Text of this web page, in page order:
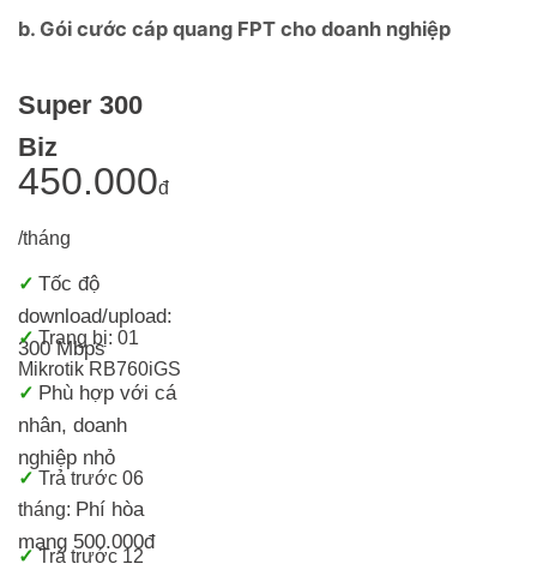
b. Gói cước cáp quang FPT cho doanh nghiệp
Super 300
Biz
450.000đ
/tháng
✓ Tốc độ
download/upload:
300 Mbps
✓Trang bị: 01
Mikrotik RB760iGS
✓ Phù hợp với cá
nhân, doanh
nghiệp nhỏ
✓ Trả trước 06
tháng: Phí hòa
mạng 500.000đ
✓ Trả trước 12